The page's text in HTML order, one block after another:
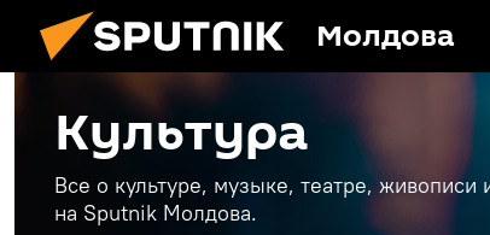
Молдова
Культура
Все о культуре, музыке, театре,
на Sputnik Молдова.